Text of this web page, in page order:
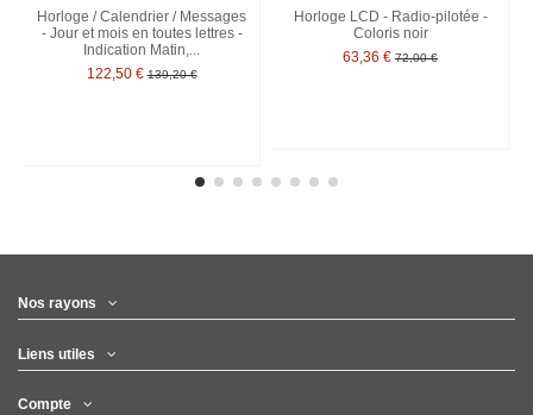
Horloge / Calendrier / Messages
- Jour et mois en toutes lettres -
Indication Matin,...
122,50 € 139,20 €
Horloge LCD - Radio-pilotée -
Coloris noir
63,36 € 72,00 €
Nos rayons
Liens utiles
Compte